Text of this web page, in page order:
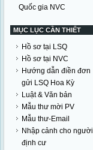
Quốc gia NVC
MỤC LỤC CẦN THIẾT
Hồ sơ tại LSQ
Hồ sơ tại NVC
Hướng dẫn điền đơn
gửi LSQ Hoa Kỳ
Luật & Văn bản
Mẫu thư mời PV
Mẫu thư-Email
Nhập cảnh cho người
định cư